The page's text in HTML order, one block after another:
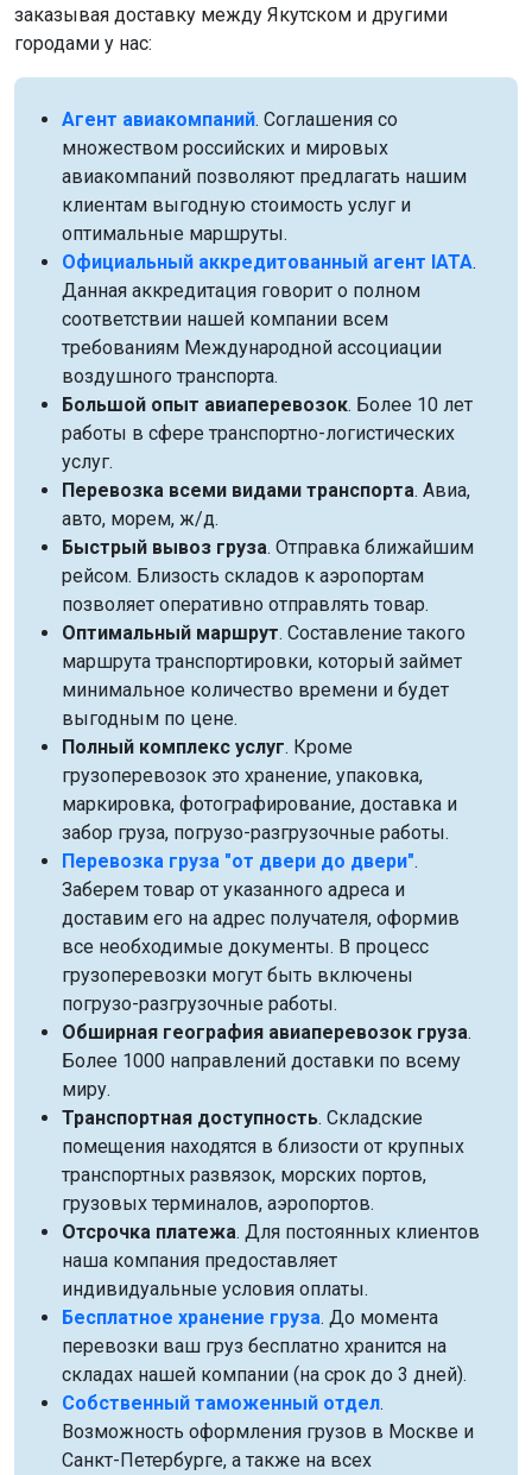
заказывая доставку между Якутском и другими
городами у нас:
Агент авиакомпаний. Соглашения со
множеством российских и мировых
авиакомпаний позволяют предлагать нашим
клиентам выгодную стоимость услуг и
оптимальные маршруты.
Официальный аккредитованный агент IATA.
Данная аккредитация говорит о полном
соответствии нашей компании всем
требованиям Международной ассоциации
воздушного транспорта.
Большой опыт авиаперевозок. Более 10 лет
работы в сфере транспортно-логистических
услуг.
Перевозка всеми видами транспорта. Авиа,
авто, морем, ж/д.
Быстрый вывоз груза. Отправка ближайшим
рейсом. Близость складов к аэропортам
позволяет оперативно отправлять товар.
Оптимальный маршрут. Составление такого
маршрута транспортировки, который займет
минимальное количество времени и будет
выгодным по цене.
Полный комплекс услуг. Кроме
грузоперевозок это хранение, упаковка,
маркировка, фотографирование, доставка и
забор груза, погрузо-разгрузочные работы.
Перевозка груза "от двери до двери".
Заберем товар от указанного адреса и
доставим его на адрес получателя, оформив
все необходимые документы. В процесс
грузоперевозки могут быть включены
погрузо-разгрузочные работы.
Обширная география авиаперевозок груза.
Более 1000 направлений доставки по всему
миру.
Транспортная доступность. Складские
помещения находятся в близости от крупных
транспортных развязок, морских портов,
грузовых терминалов, аэропортов.
Отсрочка платежа. Для постоянных клиентов
наша компания предоставляет
индивидуальные условия оплаты.
Бесплатное хранение груза. До момента
перевозки ваш груз бесплатно хранится на
складах нашей компании (на срок до 3 дней).
Собственный таможенный отдел.
Возможность оформления грузов в Москве и
Санкт-Петербурге, а также на всех